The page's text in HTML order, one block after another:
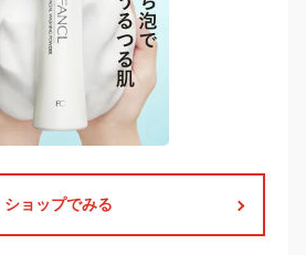
ショップでみる